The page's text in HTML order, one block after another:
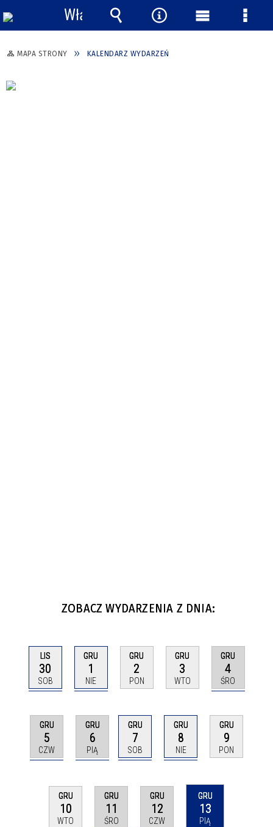
MAPA STRONY KALENDARZ WYDARZEŃ
ZOBACZ WYDARZENIA Z DNIA:
LIS
30
SOB
GRU
1
NIE
GRU
2
PON
GRU
3
WTO
GRU
4
ŚRO
GRU
5
CZW
GRU
6
PIĄ
GRU
7
SOB
GRU
8
NIE
GRU
9
PON
GRU
10
WTO
GRU
11
ŚRO
GRU
12
CZW
GRU
13
PIĄ
Włącz
powiadomienia
Wyszukiwarka
Narzędzia
Menu Menu